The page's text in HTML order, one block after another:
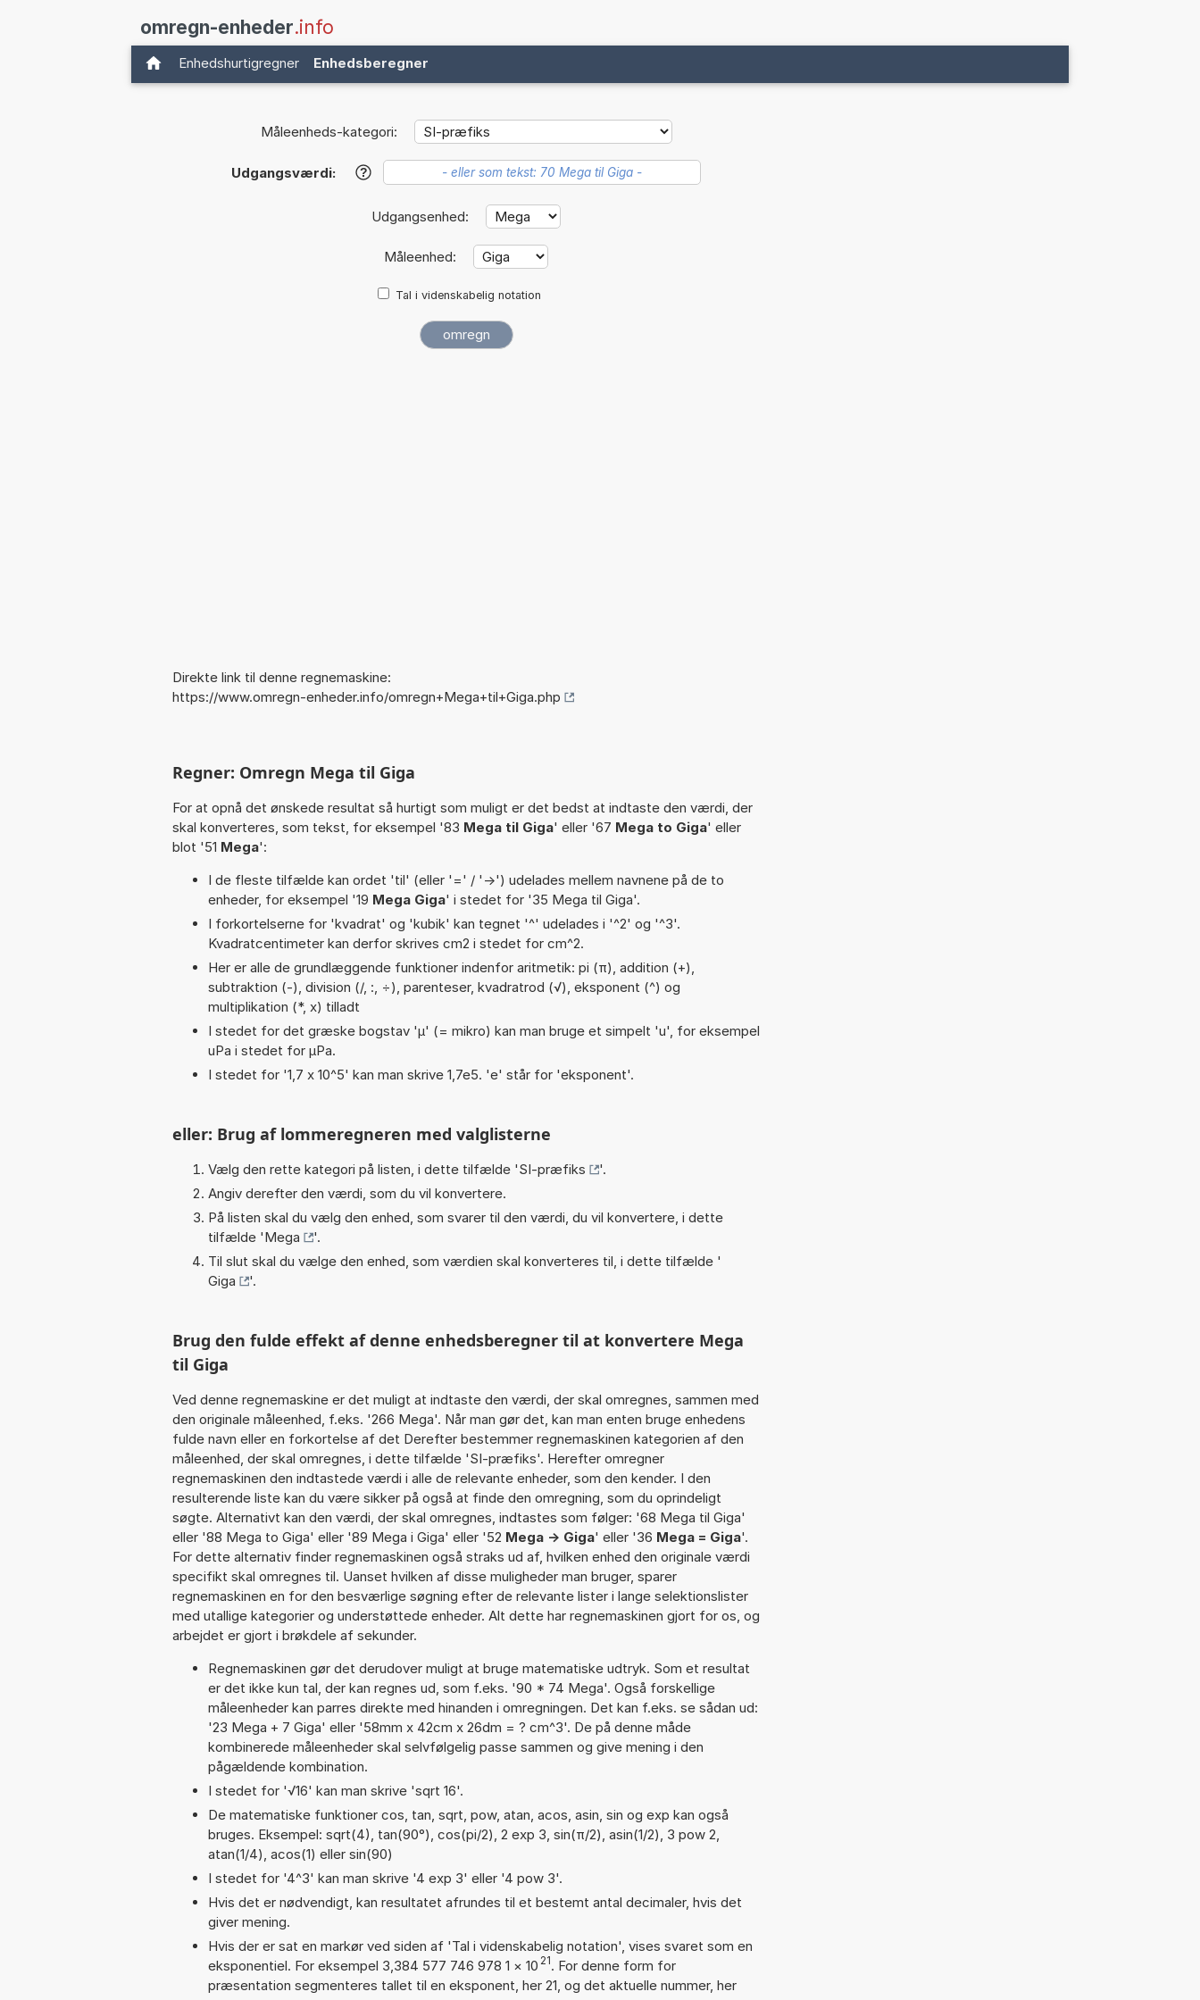
omregn-enheder.info
Enhedshurtigregner Enhedsberegner
Måleenheds-kategori:
Udgangsværdi: ?
Udgangsenhed:
Måleenhed:
Tal i videnskabelig notation
Direkte link til denne regnemaskine:
https://www.omregn-enheder.info/omregn+Mega+til+Giga.php
Regner: Omregn Mega til Giga
For at opnå det ønskede resultat så hurtigt som muligt er det bedst at indtaste den værdi, der
skal konverteres, som tekst, for eksempel '83 Mega til Giga' eller '67 Mega to Giga' eller
blot '51 Mega':
I de fleste tilfælde kan ordet 'til' (eller '=' / '->') udelades mellem navnene på de to
enheder, for eksempel '19 Mega Giga' i stedet for '35 Mega til Giga'.
I forkortelserne for 'kvadrat' og 'kubik' kan tegnet '^' udelades i '^2' og '^3'.
Kvadratcentimeter kan derfor skrives cm2 i stedet for cm^2.
Her er alle de grundlæggende funktioner indenfor aritmetik: pi (π), addition (+),
subtraktion (-), division (/, :, ÷), parenteser, kvadratrod (√), eksponent (^) og
multiplikation (*, x) tilladt
I stedet for det græske bogstav 'µ' (= mikro) kan man bruge et simpelt 'u', for eksempel
uPa i stedet for µPa.
I stedet for '1,7 x 10^5' kan man skrive 1,7e5. 'e' står for 'eksponent'.
eller: Brug af lommeregneren med valglisterne
Vælg den rette kategori på listen, i dette tilfælde 'SI-præfiks
'.
Angiv derefter den værdi, som du vil konvertere.
På listen skal du vælg den enhed, som svarer til den værdi, du vil konvertere, i dette
tilfælde 'Mega
'.
Til slut skal du vælge den enhed, som værdien skal konverteres til, i dette tilfælde '
Giga
'.
Brug den fulde effekt af denne enhedsberegner til at konvertere Mega
til Giga
Ved denne regnemaskine er det muligt at indtaste den værdi, der skal omregnes, sammen med
den originale måleenhed, f.eks. '266 Mega'. Når man gør det, kan man enten bruge enhedens
fulde navn eller en forkortelse af det Derefter bestemmer regnemaskinen kategorien af den
måleenhed, der skal omregnes, i dette tilfælde 'SI-præfiks'. Herefter omregner
regnemaskinen den indtastede værdi i alle de relevante enheder, som den kender. I den
resulterende liste kan du være sikker på også at finde den omregning, som du oprindeligt
søgte. Alternativt kan den værdi, der skal omregnes, indtastes som følger: '68 Mega til Giga'
eller '88 Mega to Giga' eller '89 Mega i Giga' eller '52 Mega -> Giga' eller '36 Mega = Giga'.
For dette alternativ finder regnemaskinen også straks ud af, hvilken enhed den originale værdi
specifikt skal omregnes til. Uanset hvilken af disse muligheder man bruger, sparer
regnemaskinen en for den besværlige søgning efter de relevante lister i lange selektionslister
med utallige kategorier og understøttede enheder. Alt dette har regnemaskinen gjort for os, og
arbejdet er gjort i brøkdele af sekunder.
Regnemaskinen gør det derudover muligt at bruge matematiske udtryk. Som et resultat
er det ikke kun tal, der kan regnes ud, som f.eks. '90 * 74 Mega'. Også forskellige
måleenheder kan parres direkte med hinanden i omregningen. Det kan f.eks. se sådan ud:
'23 Mega + 7 Giga' eller '58mm x 42cm x 26dm = ? cm^3'. De på denne måde
kombinerede måleenheder skal selvfølgelig passe sammen og give mening i den
pågældende kombination.
I stedet for '√16' kan man skrive 'sqrt 16'.
De matematiske funktioner cos, tan, sqrt, pow, atan, acos, asin, sin og exp kan også
bruges. Eksempel: sqrt(4), tan(90°), cos(pi/2), 2 exp 3, sin(π/2), asin(1/2), 3 pow 2,
atan(1/4), acos(1) eller sin(90)
I stedet for '4^3' kan man skrive '4 exp 3' eller '4 pow 3'.
Hvis det er nødvendigt, kan resultatet afrundes til et bestemt antal decimaler, hvis det
giver mening.
Hvis der er sat en markør ved siden af 'Tal i videnskabelig notation', vises svaret som en
eksponentiel. For eksempel 3,384 577 746 978 1 × 10 21. For denne form for
præsentation segmenteres tallet til en eksponent, her 21, og det aktuelle nummer, her